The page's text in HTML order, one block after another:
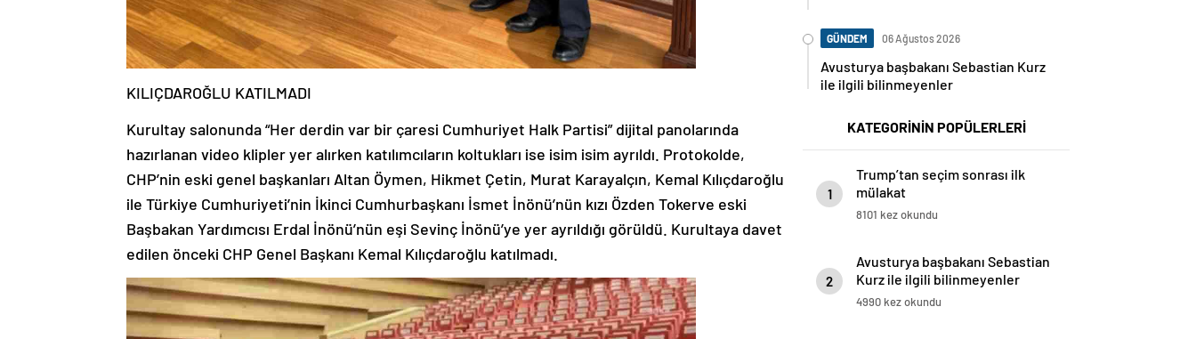
KILIÇDAROĞLU KATILMADI
Kurultay salonunda “Her derdin var bir çaresi Cumhuriyet Halk Partisi” dijital panolarında
hazırlanan video klipler yer alırken katılımcıların koltukları ise isim isim ayrıldı. Protokolde,
CHP’nin eski genel başkanları Altan Öymen, Hikmet Çetin, Murat Karayalçın, Kemal Kılıçdaroğlu
ile Türkiye Cumhuriyeti’nin İkinci Cumhurbaşkanı İsmet İnönü’nün kızı Özden Tokerve eski
Başbakan Yardımcısı Erdal İnönü’nün eşi Sevinç İnönü’ye yer ayrıldığı görüldü. Kurultaya davet
edilen önceki CHP Genel Başkanı Kemal Kılıçdaroğlu katılmadı.
GÜNDEM 06 Ağustos 2026
Avusturya başbakanı Sebastian Kurz
ile ilgili bilinmeyenler
KATEGORİNİN POPÜLERLERİ
1
Trump’tan seçim sonrası ilk
mülakat
8101 kez okundu
2
Avusturya başbakanı Sebastian
Kurz ile ilgili bilinmeyenler
4990 kez okundu